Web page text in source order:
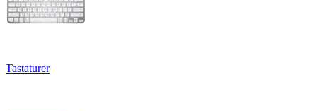
Tastaturer